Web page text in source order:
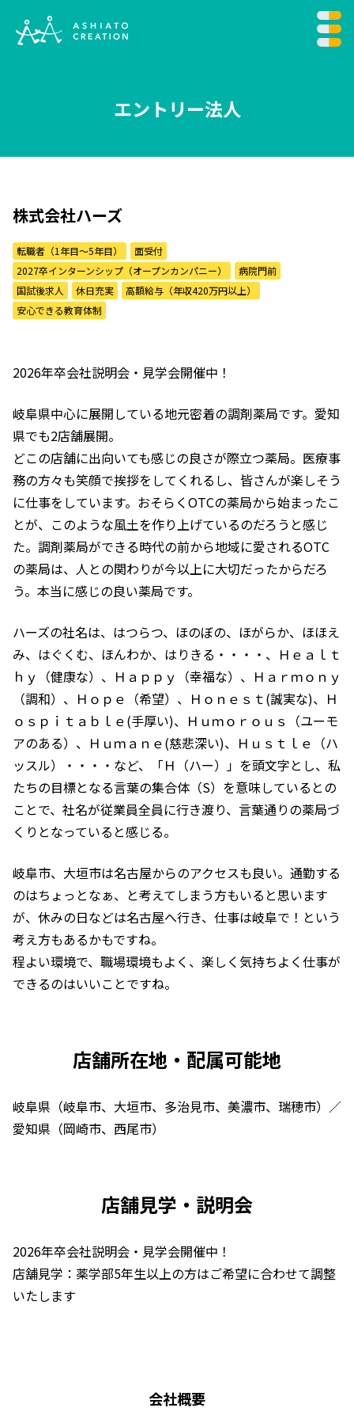
エントリー法人
株式会社ハーズ
転職者（1年目〜5年目）
面受付
2027卒インターンシップ（オープンカンパニー）
病院門前
国試後求人
休日充実
高額給与（年収420万円以上）
安心できる教育体制
2026年卒会社説明会・見学会開催中！
岐阜県中心に展開している地元密着の調剤薬局です。愛知
県でも2店舗展開。
どこの店舗に出向いても感じの良さが際立つ薬局。医療事
務の方々も笑顔で挨拶をしてくれるし、皆さんが楽しそう
に仕事をしています。おそらくOTCの薬局から始まったこ
とが、このような風土を作り上げているのだろうと感じ
た。調剤薬局ができる時代の前から地域に愛されるOTC
の薬局は、人との関わりが今以上に大切だったからだろ
う。本当に感じの良い薬局です。
ハーズの社名は、はつらつ、ほのぼの、ほがらか、ほほえ
み、はぐくむ、ほんわか、はりきる・・・・、Ｈｅａｌｔ
ｈｙ（健康な）、Ｈａｐｐｙ（幸福な）、Ｈａｒｍｏｎｙ
（調和）、Ｈｏｐｅ（希望）、Ｈｏｎｅｓｔ(誠実な)、Ｈ
ｏｓｐｉｔａｂｌｅ(手厚い)、Ｈｕｍｏｒｏｕｓ（ユーモ
アのある）、Ｈｕｍａｎｅ(慈悲深い)、Ｈｕｓｔｌｅ（ハ
ッスル）・・・・など、「Ｈ（ハー）」を頭文字とし、私
たちの目標となる言葉の集合体（S）を意味しているとの
ことで、社名が従業員全員に行き渡り、言葉通りの薬局づ
くりとなっていると感じる。
岐阜市、大垣市は名古屋からのアクセスも良い。通勤する
のはちょっとなぁ、と考えてしまう方もいると思います
が、休みの日などは名古屋へ行き、仕事は岐阜で！という
考え方もあるかもですね。
程よい環境で、職場環境もよく、楽しく気持ちよく仕事が
できるのはいいことですね。
店舗所在地・配属可能地
岐阜県（岐阜市、大垣市、多治見市、美濃市、瑞穂市）／
愛知県（岡崎市、西尾市）
店舗見学・説明会
2026年卒会社説明会・見学会開催中！
店舗見学：薬学部5年生以上の方はご希望に合わせて調整
いたします
会社概要